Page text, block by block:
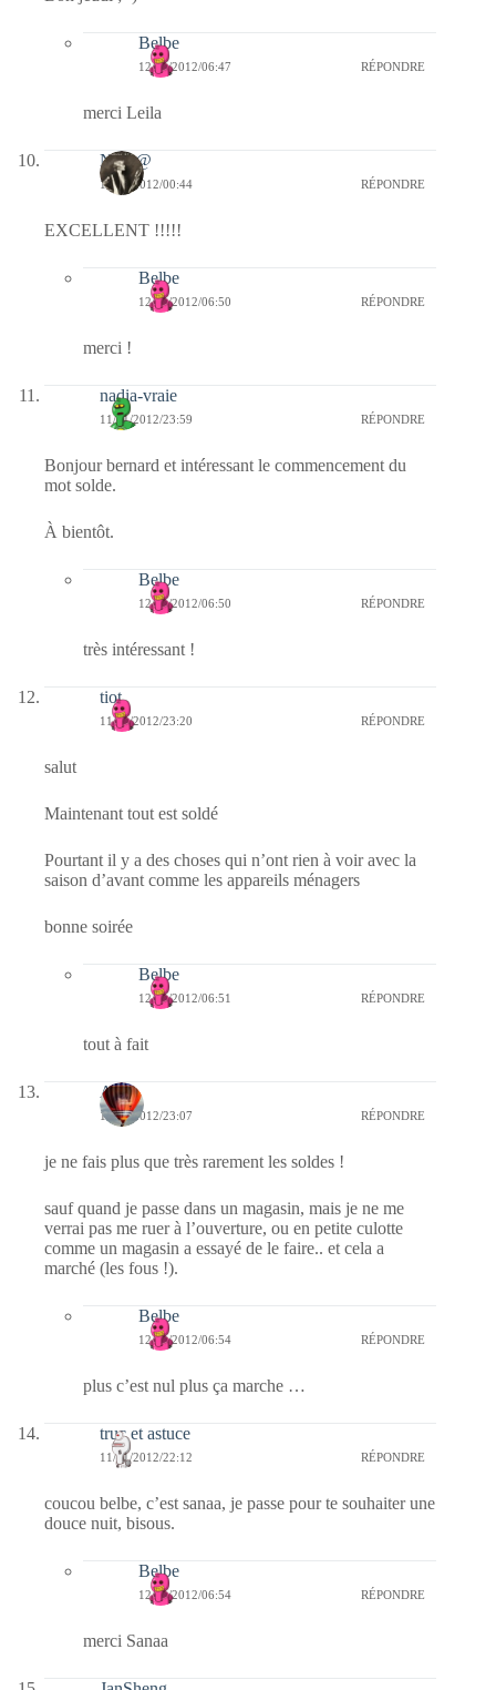
Belbe
12/01/2012/06:47 RÉPONDRE
merci Leila
Nikit@
12/01/2012/00:44 RÉPONDRE
EXCELLENT !!!!!
Belbe
12/01/2012/06:50 RÉPONDRE
merci !
nadia-vraie
11/01/2012/23:59 RÉPONDRE
Bonjour bernard et intéressant le commencement du
mot solde.
À bientôt.
Belbe
12/01/2012/06:50 RÉPONDRE
très intéressant !
tiot
11/01/2012/23:20 RÉPONDRE
salut
Maintenant tout est soldé
Pourtant il y a des choses qui n’ont rien à voir avec la
saison d’avant comme les appareils ménagers
bonne soirée
Belbe
12/01/2012/06:51 RÉPONDRE
tout à fait
Ava
11/01/2012/23:07 RÉPONDRE
je ne fais plus que très rarement les soldes !
sauf quand je passe dans un magasin, mais je ne me
verrai pas me ruer à l’ouverture, ou en petite culotte
comme un magasin a essayé de le faire.. et cela a
marché (les fous !).
Belbe
12/01/2012/06:54 RÉPONDRE
plus c’est nul plus ça marche …
truc et astuce
11/01/2012/22:12 RÉPONDRE
coucou belbe, c’est sanaa, je passe pour te souhaiter une
douce nuit, bisous.
Belbe
12/01/2012/06:54 RÉPONDRE
merci Sanaa